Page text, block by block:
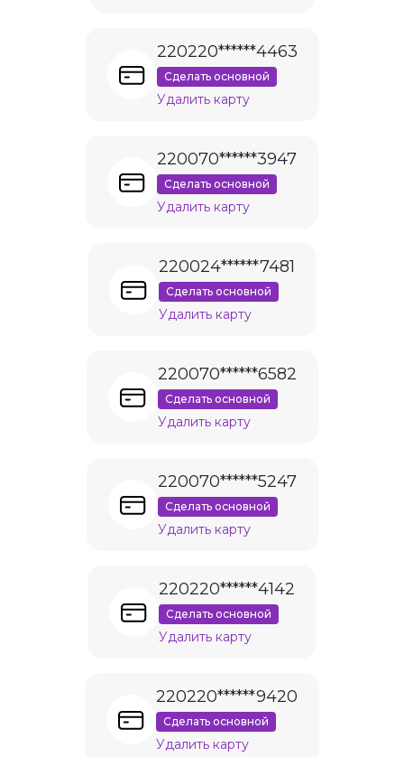
220220******4463
Сделать основной
Удалить карту
220070******3947
Сделать основной
Удалить карту
220024******7481
Сделать основной
Удалить карту
220070******6582
Сделать основной
Удалить карту
220070******5247
Сделать основной
Удалить карту
220220******4142
Сделать основной
Удалить карту
220220******9420
Сделать основной
Удалить карту